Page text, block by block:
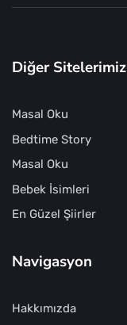
Diğer Sitelerimiz
Masal Oku
Bedtime Story
Masal Oku
Bebek İsimleri
En Güzel Şiirler
Navigasyon
Hakkımızda